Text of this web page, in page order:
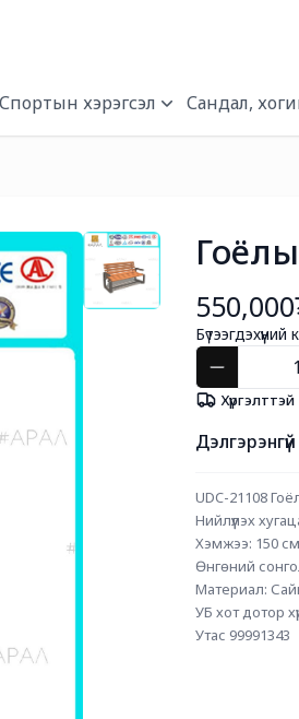
Спортын хэрэгсэл Сандал,
Бүтээгдэхүүний
Хүргэлттэй
UDC-21108
Нийлүүлэх
Хэмжээ: 150
Өнгөний
Материал:
УБ хот дотор
Утас 99991343